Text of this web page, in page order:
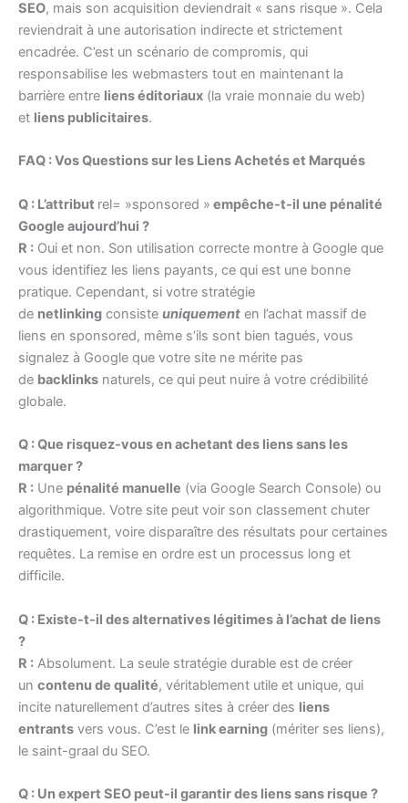
SEO, mais son acquisition deviendrait « sans risque ». Cela
reviendrait à une autorisation indirecte et strictement
encadrée. C’est un scénario de compromis, qui
responsabilise les webmasters tout en maintenant la
barrière entre liens éditoriaux (la vraie monnaie du web)
et liens publicitaires.
FAQ : Vos Questions sur les Liens Achetés et Marqués
Q : L’attribut rel= »sponsored » empêche-t-il une pénalité
Google aujourd’hui ?
R : Oui et non. Son utilisation correcte montre à Google que
vous identifiez les liens payants, ce qui est une bonne
pratique. Cependant, si votre stratégie
de netlinking consiste uniquement en l’achat massif de
liens en sponsored, même s’ils sont bien tagués, vous
signalez à Google que votre site ne mérite pas
de backlinks naturels, ce qui peut nuire à votre crédibilité
globale.
Q : Que risquez-vous en achetant des liens sans les
marquer ?
R : Une pénalité manuelle (via Google Search Console) ou
algorithmique. Votre site peut voir son classement chuter
drastiquement, voire disparaître des résultats pour certaines
requêtes. La remise en ordre est un processus long et
difficile.
Q : Existe-t-il des alternatives légitimes à l’achat de liens
?
R : Absolument. La seule stratégie durable est de créer
un contenu de qualité, véritablement utile et unique, qui
incite naturellement d’autres sites à créer des liens
entrants vers vous. C’est le link earning (mériter ses liens),
le saint-graal du SEO.
Q : Un expert SEO peut-il garantir des liens sans risque ?